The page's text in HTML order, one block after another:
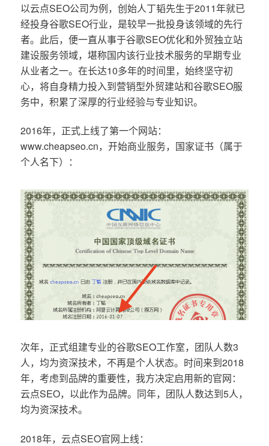
以云点SEO公司为例，创始人丁韬先生于2011年就已
经投身谷歌SEO行业，是较早一批投身该领域的先行
者。此后，便一直从事于谷歌SEO优化和外贸独立站
建设服务领域，堪称国内该行业技术服务的早期专业
从业者之一。在长达10多年的时间里，始终坚守初
心，将自身精力投入到营销型外贸建站和谷歌SEO服
务中，积累了深厚的行业经验与专业知识。
2016年，正式上线了第一个网站：
www.cheapseo.cn，开始商业服务，国家证书（属于
个人名下）：
次年，正式组建专业的谷歌SEO工作室，团队人数3
人，均为资深技术，不再是个人状态。时间来到2018
年，考虑到品牌的重要性，我方决定启用新的官网：
云点SEO，以此作为品牌。同年，团队人数达到5人，
均为资深技术。
2018年，云点SEO官网上线：